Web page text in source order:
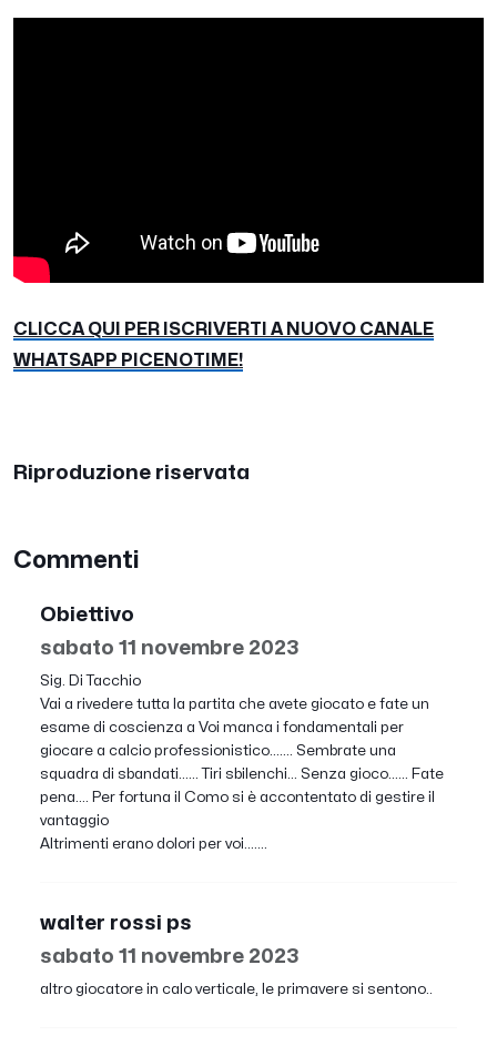
CLICCA QUI PER ISCRIVERTI A NUOVO CANALE
WHATSAPP PICENOTIME!
Riproduzione riservata
Commenti
Obiettivo
sabato 11 novembre 2023
Sig. Di Tacchio
Vai a rivedere tutta la partita che avete giocato e fate un
esame di coscienza a Voi manca i fondamentali per
giocare a calcio professionistico....... Sembrate una
squadra di sbandati...... Tiri sbilenchi... Senza gioco...... Fate
pena.... Per fortuna il Como si è accontentato di gestire il
vantaggio
Altrimenti erano dolori per voi.......
walter rossi ps
sabato 11 novembre 2023
altro giocatore in calo verticale, le primavere si sentono..